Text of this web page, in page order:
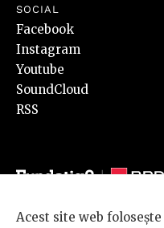
SOCIAL
Facebook
Instagram
Youtube
SoundCloud
RSS
Acest site web